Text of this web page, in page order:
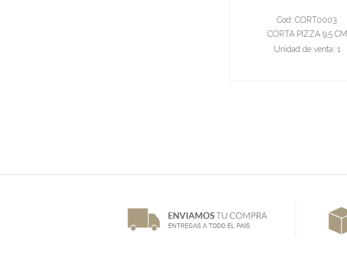
Cod: CORT0003
CORTA PIZZA 9,5 CM
Unidad de venta: 1